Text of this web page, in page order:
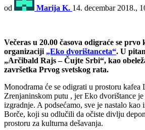
od Marija K. 14. decembar 2018.,
Večeras u 20.00 časova odigraće se
organizaciji „Eko dvorištanceta“. U
„Arčibald Rajs – Čujte Srbi“, kao
završetka Prvog svetskog rata.
Monodrama će se odigrati u prostoru kafea
Zrenjaninskom putu , jer Eko dvorištance
izgradnje. A podsećamo, sve je nastalo kao
Borče, koji su odlučili da očiste divlju
prostoru za kulturna dešavanja.